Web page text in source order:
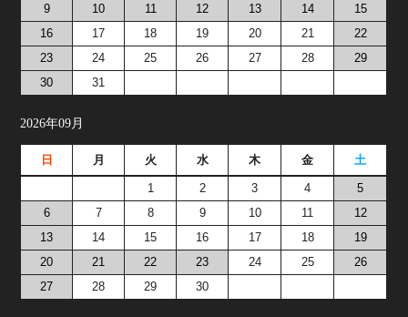
9
10 11 12 13 14
15
16
17 18 19 20 21
22
23
24 25 26 27 28
29
30
31
2026年09月
日 月 火 水 木 金 土
1 2 3 4
5
6
7 8 9 10 11
12
13
14 15 16 17 18
19
20
21 22 23 24 25
26
27
28 29 30